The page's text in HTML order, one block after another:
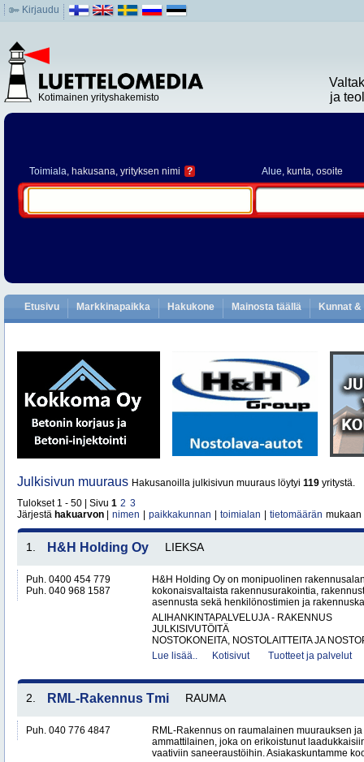
Kirjaudu
Kotimainen yrityshakemisto
ja
Toimiala, hakusana, yrityksen nimi ? Alue, kunta, osoite
Etusivu Markkinapaikka Hakukone Mainosta täällä Kunnat
Julkisivun muuraus Hakusanoilla julkisivun muuraus löytyi 119 yritystä.
Tulokset 1 - 50 | Sivu 1 2 3
Järjestä hakuarvon nimen paikkakunnan toimialan tietomäärän mukaan
1. H&H Holding Oy LIEKSA
Puh. 0400 454 779
Puh. 040 968 1587
H&H Holding Oy on monipuolinen
kokonaisvaltaista rakennusurakointia,
asennusta sekä henkilönostimien ja
ALIHANKINTAPALVELUJA - RAKENNUS
JULKISIVUTÖITÄ
NOSTOKONEITA, NOSTOLAITTEITA JA
Lue lisää..
Kotisivut Tuotteet ja palvelut
2. RML-Rakennus Tmi RAUMA
Puh. 040 776 4847
RML-Rakennus on raumalainen muurauksen
ammattilainen, joka on erikoistunut
vaativiin saneeraustöihin. Asiakaskuntamme